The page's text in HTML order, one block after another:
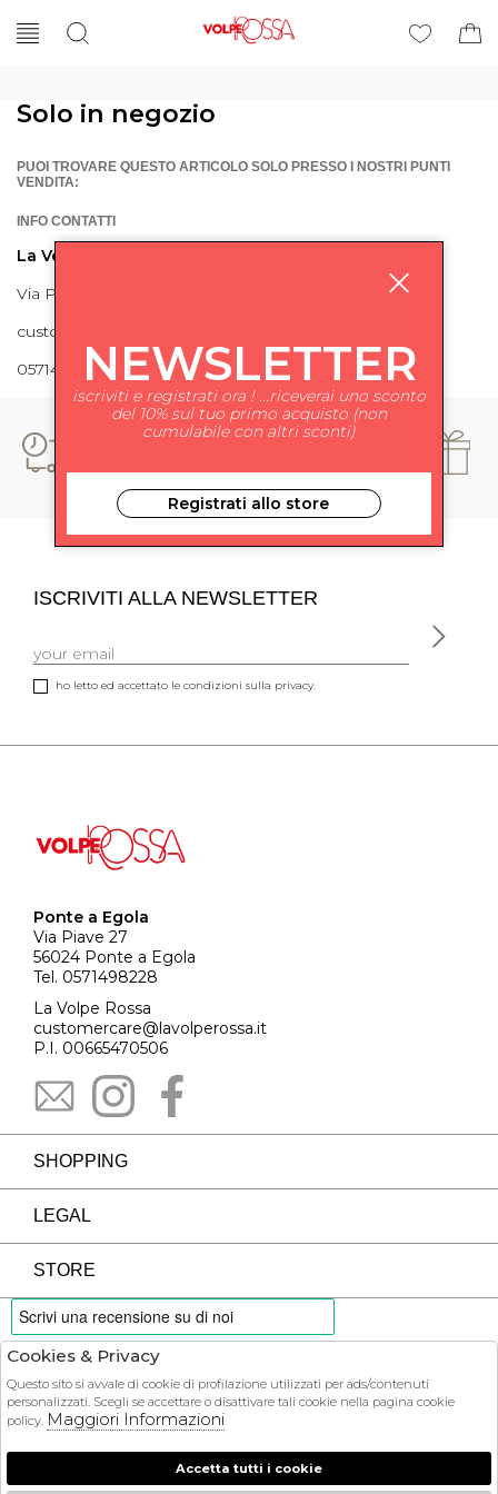
Solo in negozio
PUOI TROVARE QUESTO ARTICOLO SOLO PRESSO I NOSTRI PUNTI
VENDITA:
INFO CONTATTI
La Volpe Rossa
Via Piave 27 56024 Ponte a Egola
customercare@lavolperossa.it
0571498228
ISCRIVITI ALLA NEWSLETTER
ho letto ed accettato le condizioni sulla privacy.
Ponte a Egola
Via Piave 27
56024 Ponte a Egola
Tel. 0571498228
La Volpe Rossa
customercare@lavolperossa.it
P.I. 00665470506
SHOPPING
LEGAL
STORE
PAYMENTS
COURIER
NEWSLETTER
iscriviti e registrati ora ! ...riceverai uno sconto
del 10% sul tuo primo acquisto (non
cumulabile con altri sconti)
Registrati allo store
Cookies & Privacy
Questo sito si avvale di cookie di profilazione utilizzati per ads/contenuti
personalizzati. Scegli se accettare o disattivare tali cookie nella pagina cookie
policy. Maggiori Informazioni
Accetta tutti i cookie